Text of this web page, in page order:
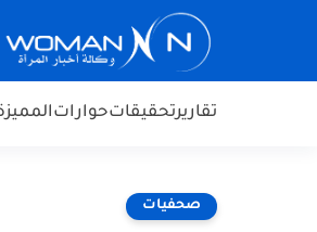
تقاريرتحقيقاتحوارات
صحفيات